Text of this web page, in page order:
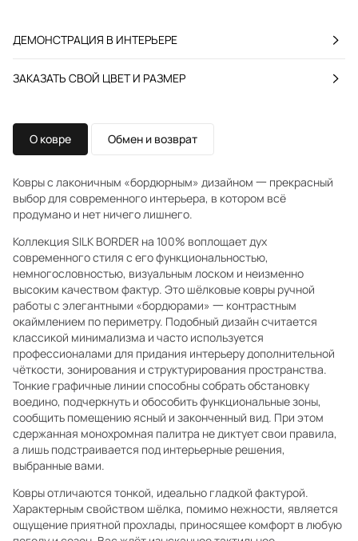
ДЕМОНСТРАЦИЯ В ИНТЕРЬЕРЕ
ЗАКАЗАТЬ СВОЙ ЦВЕТ И РАЗМЕР
О ковре Обмен и возврат
Ковры с лаконичным «бордюрным» дизайном 一 прекрасный
выбор для современного интерьера, в котором всё
продумано и нет ничего лишнего.
Коллекция SILK BORDER на 100% воплощает дух
современного стиля с его функциональностью,
немногословностью, визуальным лоском и неизменно
высоким качеством фактур. Это шёлковые ковры ручной
работы с элегантными «бордюрами» 一 контрастным
окаймлением по периметру. Подобный дизайн считается
классикой минимализма и часто используется
профессионалами для придания интерьеру дополнительной
чёткости, зонирования и структурирования пространства.
Тонкие графичные линии способны собрать обстановку
воедино, подчеркнуть и обособить функциональные зоны,
сообщить помещению ясный и законченный вид. При этом
сдержанная монохромная палитра не диктует свои правила,
а лишь подстраивается под интерьерные решения,
выбранные вами.
Ковры отличаются тонкой, идеально гладкой фактурой.
Характерным свойством шёлка, помимо нежности, является
ощущение приятной прохлады, приносящее комфорт в любую